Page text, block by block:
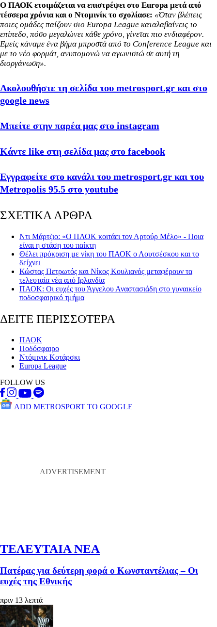
Ο ΠΑΟΚ ετοιμάζεται να επιστρέψει στο Europa μετά από
τέσσερα χρόνια και ο Ντομινίκ το σχολίασε: «Όταν βλέπεις
ποιες ομάδες παίζουν στο Europa League καταλαβαίνεις το
επίπεδο, πόσο μεγαλώνει κάθε χρόνο, γίνεται πιο ενδιαφέρον.
Εμείς κάναμε ένα βήμα μπροστά από το Conference League και
με το νέο φορμάτ, ανυπομονώ να αγωνιστώ σε αυτή τη
διοργάνωση».
Ακολουθήστε τη σελίδα του metrosport.gr και στο
google news
Μπείτε στην παρέα μας στο instagram
Κάντε like στη σελίδα μας στο facebook
Εγγραφείτε στο κανάλι του metrosport.gr και του
Metropolis 95.5 στο youtube
ΣΧΕΤΙΚΑ ΑΡΘΡΑ
Ντι Μάρτζιο: «Ο ΠΑΟΚ κοιτάει τον Αρτούρ Μέλο» - Ποια
είναι η στάση του παίκτη
Θέλει πρόκριση με νίκη του ΠΑΟΚ ο Λουτσέσκου και το
δείχνει
Κώστας Πετρωτός και Νίκος Κουλιανός μεταφέρουν τα
τελευταία νέα από Ιρλανδία
ΠΑΟΚ: Οι ευχές του Άγγελου Αναστασιάδη στο γυναικείο
ποδοσφαιρικό τμήμα
ΔΕΙΤΕ ΠΕΡΙΣΣΟΤΕΡΑ
ΠΑΟΚ
Ποδόσφαιρο
Ντόμινικ Κοτάρσκι
Europa League
FOLLOW US
ADD METROSPORT TO GOOGLE
ΤΕΛΕΥΤΑΙΑ ΝΕΑ
Πατέρας για δεύτερη φορά ο Κωνσταντέλιας – Οι
ευχές της Εθνικής
πριν 13 λεπτά